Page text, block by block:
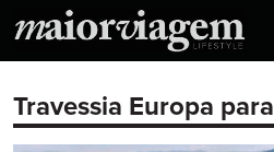
Travessia Europa